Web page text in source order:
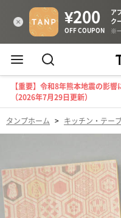
【重要】令和8年熊本地震の影
（2026年7月29日更新）
タンプホーム > キッチン・テー